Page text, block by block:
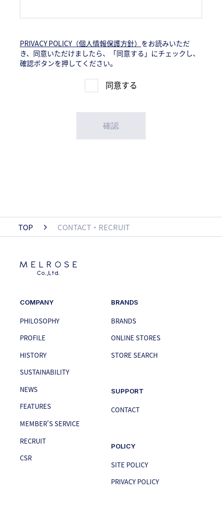
PRIVACY POLICY（個人情報保護方針） をお読みいただ
き、 同意いただけましたら、「同意する」にチェックし、
確認ボタンを押してください。
同意する
TOP CONTACT・RECRUIT
COMPANY
PHILOSOPHY
PROFILE
HISTORY
SUSTAINABILITY
NEWS
FEATURES
MEMBER'S SERVICE
RECRUIT
CSR
BRANDS
BRANDS
ONLINE STORES
STORE SEARCH
SUPPORT
CONTACT
POLICY
SITE POLICY
PRIVACY POLICY